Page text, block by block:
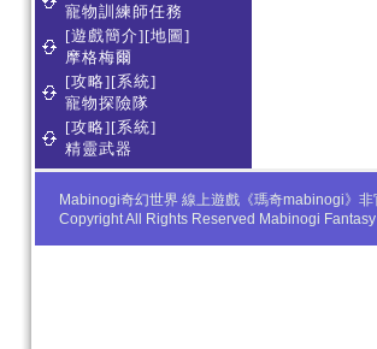
寵物訓練師任務
[遊戲簡介][地圖]
摩格梅爾
[攻略][系統]
寵物探險隊
[攻略][系統]
精靈武器
Mabinogi奇幻世界 線上遊戲《瑪奇mabinogi》
Copyright All Rights Reserved Mabinogi